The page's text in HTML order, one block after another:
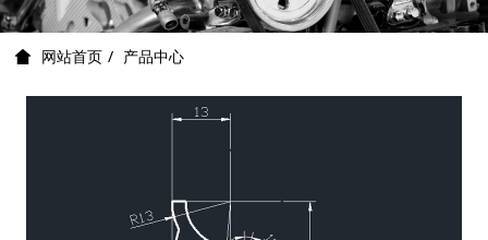
网站首页 产品中心